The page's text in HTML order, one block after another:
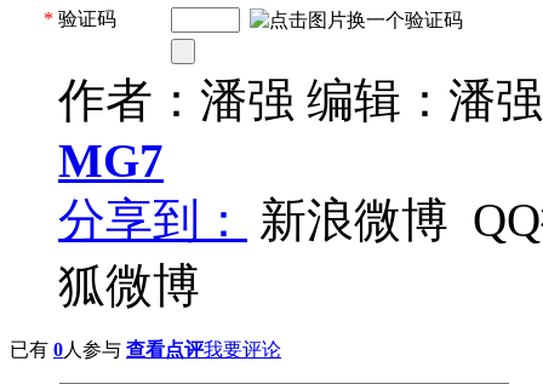
* 验证码
作者：潘强 编辑：潘强
MG7
分享到：
新浪微博
狐微博
已有 0人参与 查看点评我要评论